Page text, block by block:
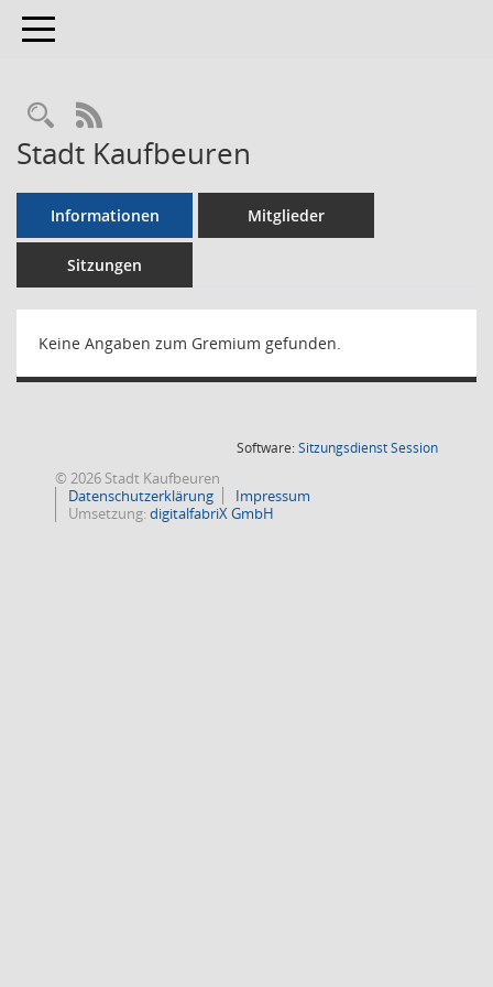
Toggle navigation
RSS-Feed
Stadt Kaufbeuren
Informationen Mitglieder
Sitzungen
Keine Angaben zum Gremium gefunden.
Software:SitzungsdienstSession(Wird in
© 2026 Stadt Kaufbeuren
Datenschutzerklärung
Impressum
Umsetzung:digitalfabriX GmbH